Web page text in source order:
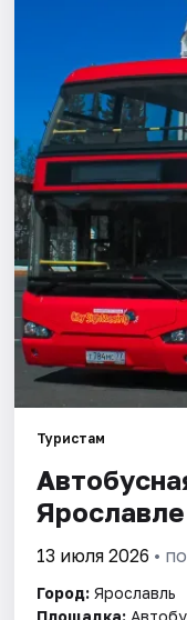
Площадки
Артисты
Рейтинги
Туристам
Ярославле
13 июля 2026 •
Город: Ярославль
Площадка: